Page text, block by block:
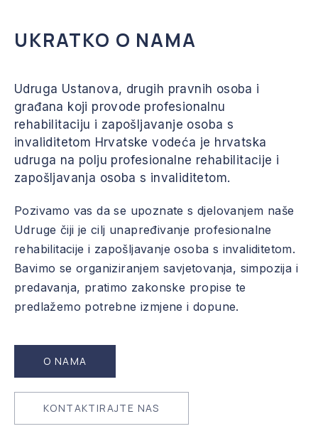
UKRATKO O NAMA
Udruga Ustanova, drugih pravnih osoba i
građana koji provode profesionalnu
rehabilitaciju i zapošljavanje osoba s
invaliditetom Hrvatske vodeća je hrvatska
udruga na polju profesionalne rehabilitacije i
zapošljavanja osoba s invaliditetom.
Pozivamo vas da se upoznate s djelovanjem naše
Udruge čiji je cilj unapređivanje profesionalne
rehabilitacije i zapošljavanje osoba s invaliditetom.
Bavimo se organiziranjem savjetovanja, simpozija i
predavanja, pratimo zakonske propise te
predlažemo potrebne izmjene i dopune.
O NAMA
KONTAKTIRAJTE NAS